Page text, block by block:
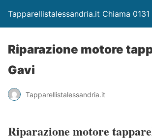
Tapparellistalessandria.it Chiama
Riparazione motore
Gavi
Tapparellistalessandria.it
Riparazione motore